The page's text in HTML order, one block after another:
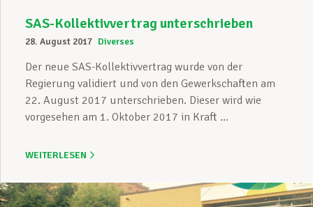
SAS-Kollektivvertrag unterschrieben
28. August 2017 Diverses
Der neue SAS-Kollektivvertrag wurde von der
Regierung validiert und von den Gewerkschaften am
22. August 2017 unterschrieben. Dieser wird wie
vorgesehen am 1. Oktober 2017 in Kraft ...
WEITERLESEN